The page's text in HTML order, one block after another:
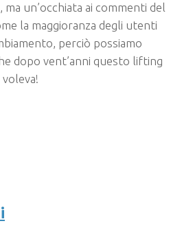
ma un’occhiata ai commenti del
la maggioranza degli utenti
perciò possiamo
dopo vent’anni questo lifting